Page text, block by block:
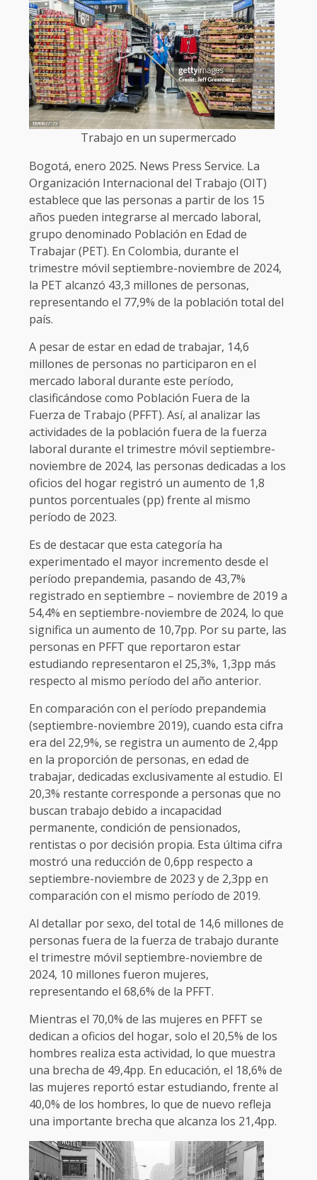
Trabajo en un supermercado
Bogotá, enero 2025. News Press Service. La
Organización Internacional del Trabajo (OIT)
establece que las personas a partir de los 15
años pueden integrarse al mercado laboral,
grupo denominado Población en Edad de
Trabajar (PET). En Colombia, durante el
trimestre móvil septiembre-noviembre de 2024,
la PET alcanzó 43,3 millones de personas,
representando el 77,9% de la población total del
país.
A pesar de estar en edad de trabajar, 14,6
millones de personas no participaron en el
mercado laboral durante este período,
clasificándose como Población Fuera de la
Fuerza de Trabajo (PFFT). Así, al analizar las
actividades de la población fuera de la fuerza
laboral durante el trimestre móvil septiembre-
noviembre de 2024, las personas dedicadas a los
oficios del hogar registró un aumento de 1,8
puntos porcentuales (pp) frente al mismo
período de 2023.
Es de destacar que esta categoría ha
experimentado el mayor incremento desde el
período prepandemia, pasando de 43,7%
registrado en septiembre – noviembre de 2019 a
54,4% en septiembre-noviembre de 2024, lo que
significa un aumento de 10,7pp. Por su parte, las
personas en PFFT que reportaron estar
estudiando representaron el 25,3%, 1,3pp más
respecto al mismo período del año anterior.
En comparación con el período prepandemia
(septiembre-noviembre 2019), cuando esta cifra
era del 22,9%, se registra un aumento de 2,4pp
en la proporción de personas, en edad de
trabajar, dedicadas exclusivamente al estudio. El
20,3% restante corresponde a personas que no
buscan trabajo debido a incapacidad
permanente, condición de pensionados,
rentistas o por decisión propia. Esta última cifra
mostró una reducción de 0,6pp respecto a
septiembre-noviembre de 2023 y de 2,3pp en
comparación con el mismo período de 2019.
Al detallar por sexo, del total de 14,6 millones de
personas fuera de la fuerza de trabajo durante
el trimestre móvil septiembre-noviembre de
2024, 10 millones fueron mujeres,
representando el 68,6% de la PFFT.
Mientras el 70,0% de las mujeres en PFFT se
dedican a oficios del hogar, solo el 20,5% de los
hombres realiza esta actividad, lo que muestra
una brecha de 49,4pp. En educación, el 18,6% de
las mujeres reportó estar estudiando, frente al
40,0% de los hombres, lo que de nuevo refleja
una importante brecha que alcanza los 21,4pp.